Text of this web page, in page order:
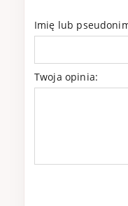
Imię lub
Twoja opinia: